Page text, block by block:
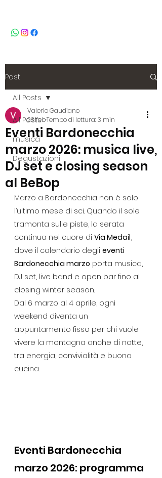
Post
All Posts
musica
Degustazioni
All Posts
Eventi Bardonecchia
marzo 2026: musica live,
DJ set e closing season
al BeBop
Valerio Gaudiano
23 febTempo di lettura: 3 min
Marzo a Bardonecchia non è solo
l’ultimo mese di sci. Quando il sole
tramonta sulle piste, la serata
continua nel cuore di Via Medail,
dove il calendario degli eventi
Bardonecchia marzo porta musica,
DJ set, live band e open bar fino al
closing winter season.
Dal 6 marzo al 4 aprile, ogni
weekend diventa un
appuntamento fisso per chi vuole
vivere la montagna anche di notte,
tra energia, convivialità e buona
cucina.
Eventi Bardonecchia
marzo 2026: programma